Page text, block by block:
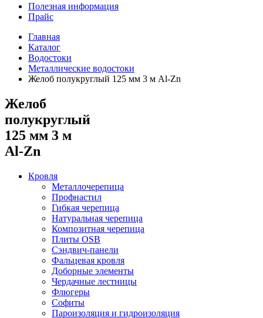
Полезная информация
Прайс
Главная
Каталог
Водостоки
Металлические водостоки
Желоб полукруглый 125 мм 3 м Al-Zn
Желоб
полукруглый
125 мм 3 м
Al-Zn
Кровля
Металлочерепица
Профнастил
Гибкая черепица
Натуральная черепица
Композитная черепица
Плиты OSB
Сэндвич-панели
Фальцевая кровля
Доборные элементы
Чердачные лестницы
Флюгеры
Софиты
Пароизоляция и гидроизоляция